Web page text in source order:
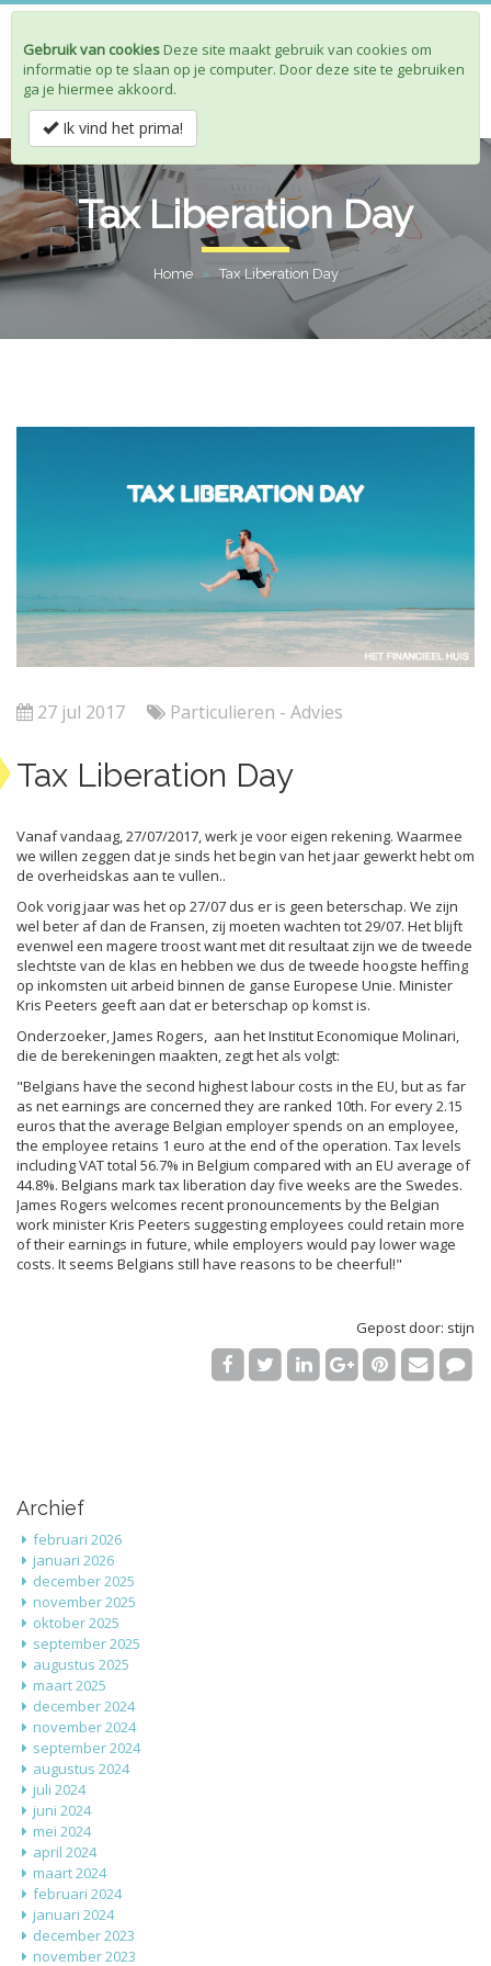
Toggle
Tax Liberation Day
Home » Tax Liberation Day
27 jul 2017 Particulieren - Advies
Tax Liberation Day
Vanaf vandaag, 27/07/2017, werk je voor eigen rekening. Waarmee
we willen zeggen dat je sinds het begin van het jaar gewerkt hebt om
de overheidskas aan te vullen..
Ook vorig jaar was het op 27/07 dus er is geen beterschap. We zijn
wel beter af dan de Fransen, zij moeten wachten tot 29/07. Het blijft
evenwel een magere troost want met dit resultaat zijn we de tweede
slechtste van de klas en hebben we dus de tweede hoogste heffing
op inkomsten uit arbeid binnen de ganse Europese Unie. Minister
Kris Peeters geeft aan dat er beterschap op komst is.
Onderzoeker, James Rogers, aan het Institut Economique Molinari,
die de berekeningen maakten, zegt het als volgt:
"Belgians have the second highest labour costs in the EU, but as far
as net earnings are concerned they are ranked 10th. For every 2.15
euros that the average Belgian employer spends on an employee,
the employee retains 1 euro at the end of the operation. Tax levels
including VAT total 56.7% in Belgium compared with an EU average of
44.8%. Belgians mark tax liberation day five weeks are the Swedes.
James Rogers welcomes recent pronouncements by the Belgian
work minister Kris Peeters suggesting employees could retain more
of their earnings in future, while employers would pay lower wage
costs. It seems Belgians still have reasons to be cheerful!"
Gepost door: stijn
Archief
februari 2026
januari 2026
december 2025
november 2025
oktober 2025
september 2025
augustus 2025
maart 2025
december 2024
november 2024
september 2024
augustus 2024
juli 2024
juni 2024
mei 2024
april 2024
maart 2024
februari 2024
januari 2024
december 2023
november 2023
Gebruik van cookiesDeze site maakt gebruik van cookies om
informatie op te slaan op je computer. Door deze site te gebruiken
ga je hiermee akkoord.
Ik vind het prima!